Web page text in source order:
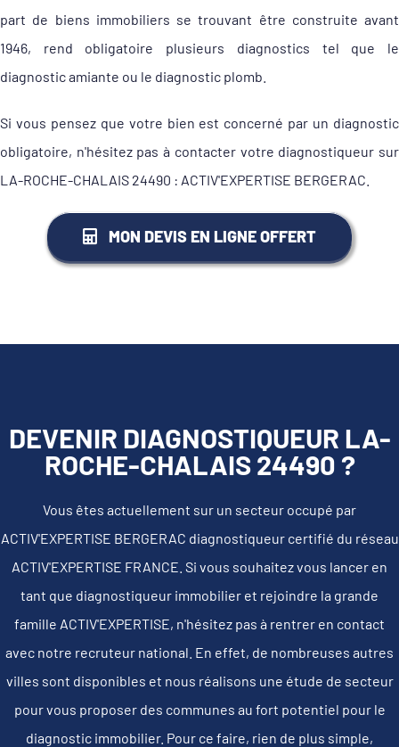
part de biens immobiliers se trouvant être construite avant
1946, rend obligatoire plusieurs diagnostics tel que le
diagnostic amiante ou le diagnostic plomb.
Si vous pensez que votre bien est concerné par un diagnostic
obligatoire, n'hésitez pas à contacter votre diagnostiqueur sur
LA-ROCHE-CHALAIS 24490 : ACTIV'EXPERTISE BERGERAC.
MON DEVIS EN LIGNE OFFERT
DEVENIR DIAGNOSTIQUEUR LA-
ROCHE-CHALAIS 24490 ?
Vous êtes actuellement sur un secteur occupé par
ACTIV'EXPERTISE BERGERAC diagnostiqueur certifié du réseau
ACTIV'EXPERTISE FRANCE. Si vous souhaitez vous lancer en
tant que diagnostiqueur immobilier et rejoindre la grande
famille ACTIV'EXPERTISE, n'hésitez pas à rentrer en contact
avec notre recruteur national. En effet, de nombreuses autres
villes sont disponibles et nous réalisons une étude de secteur
pour vous proposer des communes au fort potentiel pour le
diagnostic immobilier. Pour ce faire, rien de plus simple,